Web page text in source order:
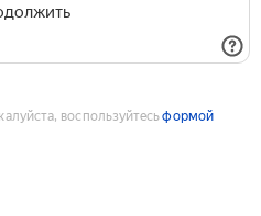
воспользуйтесьформой